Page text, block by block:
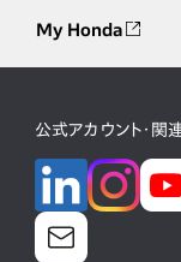
My Honda
公式アカウント・関